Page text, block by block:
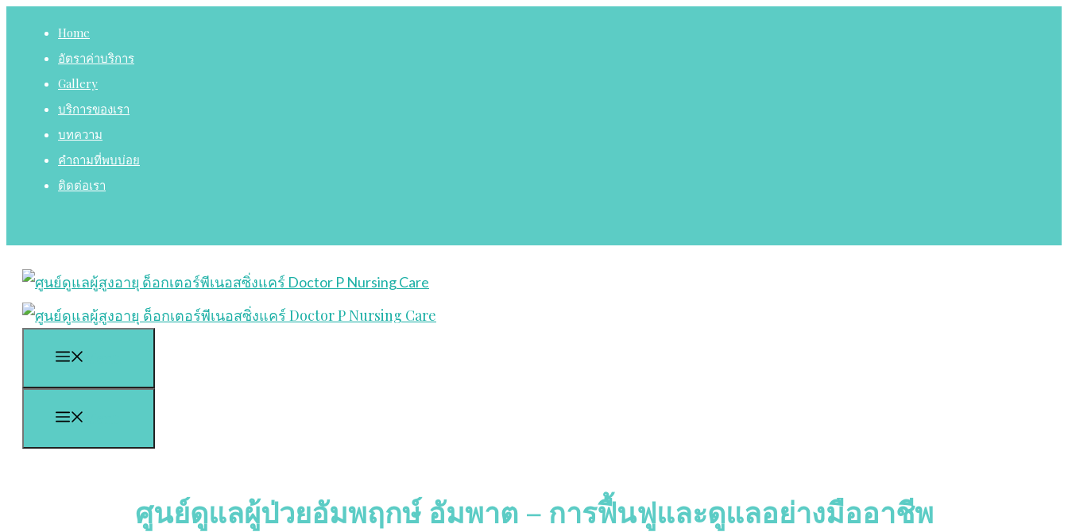
Home
อัตราค่าบริการ
Gallery
บริการของเรา
บทความ
คำถามที่พบบ่อย
ติดต่อเรา
ศูนย์ดูแลผู้ป่วยอัมพฤกษ์ อัมพาต – การฟื้นฟูและดูแลอย่างมืออาชีพ